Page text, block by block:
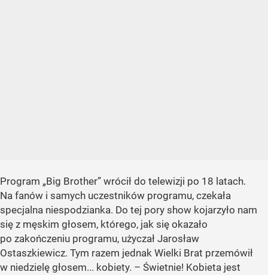
Program „Big Brother” wrócił do telewizji po 18 latach.
Na fanów i samych uczestników programu, czekała
specjalna niespodzianka. Do tej pory show kojarzyło nam
się z męskim głosem, którego, jak się okazało
po zakończeniu programu, użyczał Jarosław
Ostaszkiewicz. Tym razem jednak Wielki Brat przemówił
w niedzielę głosem... kobiety. – Świetnie! Kobieta jest